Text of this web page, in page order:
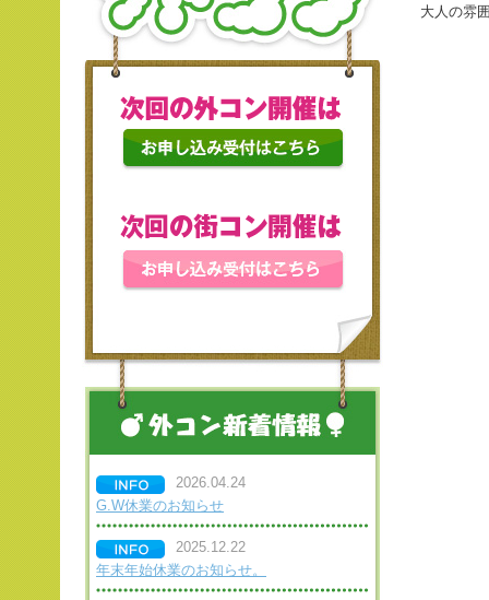
大人の雰
2026.04.24
G.W休業のお知らせ
2025.12.22
年末年始休業のお知らせ。